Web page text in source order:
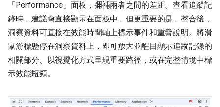
「Performance」 面板，彌補兩者之間的差距。查看追蹤記
錄時，建議會直接顯示在面板中，但更重要的是，整合後，
洞察資料可直接在效能時間軸上標示事件和重疊說明。將滑
鼠游標懸停在洞察資料上，即可放大並醒目顯示追蹤記錄的
相關部分、以視覺化方式呈現重要路徑，或在完整情境中標
示效能瓶頸。